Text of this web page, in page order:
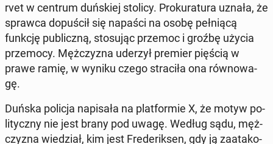
rvet w centrum duń­skiej stolicy. Pro­ku­ra­tu­ra uznała, że
sprawca do­pu­ścił się napaści na osobę peł­nią­cą
funkcję pu­blicz­ną, sto­su­jąc przemoc i groźbę użycia
prze­mo­cy. Męż­czy­zna uderzył premier pięścią w
prawe ramię, w wyniku czego stra­ci­ła ona rów­no­wa­
gę.
Duńska policja na­pi­sa­ła na plat­for­mie X, że motyw po­
li­tycz­ny nie jest brany pod uwagę. Według sądu, męż­
czy­zna wie­dział, kim jest Fre­de­rik­sen, gdy ją za­ata­ko­